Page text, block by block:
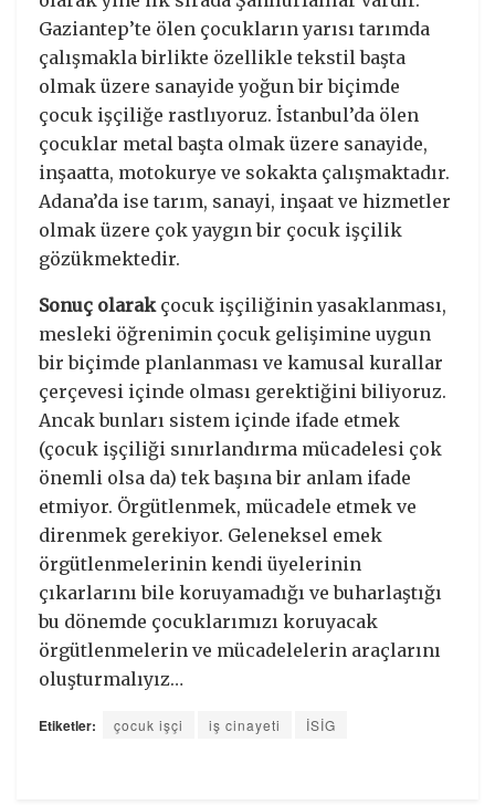
Gaziantep’te ölen çocukların yarısı tarımda
çalışmakla birlikte özellikle tekstil başta
olmak üzere sanayide yoğun bir biçimde
çocuk işçiliğe rastlıyoruz. İstanbul’da ölen
çocuklar metal başta olmak üzere sanayide,
inşaatta, motokurye ve sokakta çalışmaktadır.
Adana’da ise tarım, sanayi, inşaat ve hizmetler
olmak üzere çok yaygın bir çocuk işçilik
gözükmektedir.
Sonuç olarakçocuk işçiliğinin yasaklanması,
mesleki öğrenimin çocuk gelişimine uygun
bir biçimde planlanması ve kamusal kurallar
çerçevesi içinde olması gerektiğini biliyoruz.
Ancak bunları sistem içinde ifade etmek
(çocuk işçiliği sınırlandırma mücadelesi çok
önemli olsa da) tek başına bir anlam ifade
etmiyor. Örgütlenmek, mücadele etmek ve
direnmek gerekiyor. Geleneksel emek
örgütlenmelerinin kendi üyelerinin
çıkarlarını bile koruyamadığı ve buharlaştığı
bu dönemde çocuklarımızı koruyacak
örgütlenmelerin ve mücadelelerin araçlarını
oluşturmalıyız…
Etiketler: çocuk işçi iş cinayeti İSİG